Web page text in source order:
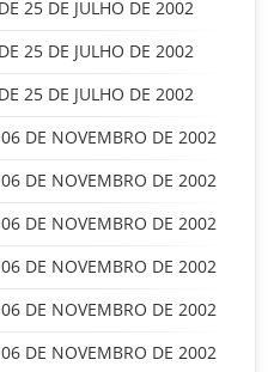
25 DE JULHO DE 2002
25 DE JULHO DE 2002
25 DE JULHO DE 2002
DE NOVEMBRO DE 2002
DE NOVEMBRO DE 2002
DE NOVEMBRO DE 2002
DE NOVEMBRO DE 2002
DE NOVEMBRO DE 2002
DE NOVEMBRO DE 2002